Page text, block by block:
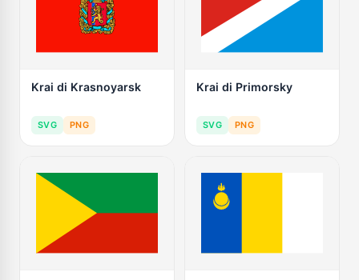
Krai di Krasnoyarsk
SVG PNG
Krai di Primorsky
SVG PNG